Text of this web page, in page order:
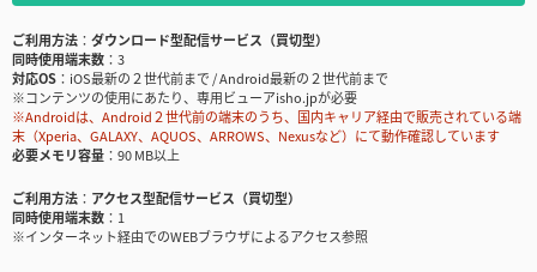
ご利用方法
ダウンロード型配信サービス（買切型）
同時使用端末数
3
対応OS
iOS最新の２世代前まで / Android最新の２世代前まで
※コンテンツの使用にあたり、専用ビューアisho.jpが必要
※Androidは、Android２世代前の端末のうち、国内キャリア経由で販売されている端
末（Xperia、GALAXY、AQUOS、ARROWS、Nexusなど）にて動作確認しています
必要メモリ容量
90 MB以上
ご利用方法
アクセス型配信サービス（買切型）
同時使用端末数
1
※インターネット経由でのWEBブラウザによるアクセス参照